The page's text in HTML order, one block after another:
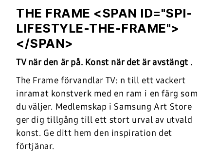
THE FRAME <SPAN ID="SPI-
LIFESTYLE-THE-FRAME">
</SPAN>
TV när den är på. Konst när det är avstängt .
The Frame förvandlar TV: n till ett vackert
inramat konstverk med en ram i en färg som
du väljer. Medlemskap i Samsung Art Store
ger dig tillgång till ett stort urval av utvald
konst. Ge ditt hem den inspiration det
förtjänar.